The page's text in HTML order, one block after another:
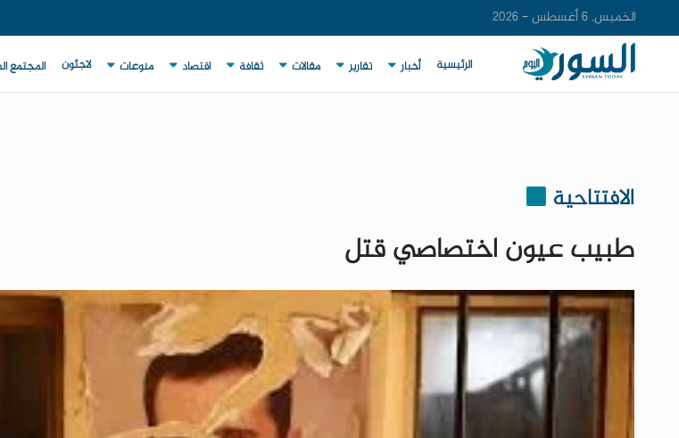
الخميس, 6 أغسطس - 2026
الرئيسية أخبار تقارير مقالات ثقافة اقتصاد منوعات لاجئون المجتمع
الافتتاحية
طبيب عيون اختصاصي قتل